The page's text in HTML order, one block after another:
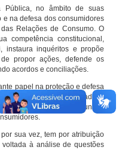
Pública, no âmbito de suas
e na defesa dos consumidores
Relações de Consumo. O
competência constitucional,
inquéritos e propõe
propor ações, defende os
acordos e conciliações.
papel na proteção e defesa
organizado de cidadãos
registrada e com função
sua vez, tem por atribuição
à análise de questões